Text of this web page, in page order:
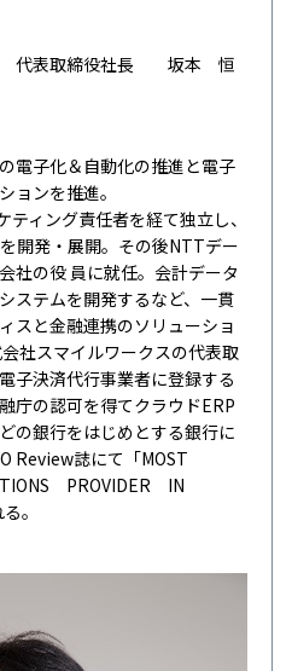
代表取締役社長 坂本 恒
電子化＆自動化の推進と電子
ョンを推進。
ィング責任者を経て独立し、
開発・展開。その後NTTデー
社の役 員に就任。会計データ
ステムを開発するなど、一貫
スと金融連携のソリューショ
社スマイルワークスの代表取
子決済代行事業者に登録する
庁の認可を得てクラウドERP
の銀行をはじめとする銀行に
Review誌にて「MOST
PROVIDER IN
。